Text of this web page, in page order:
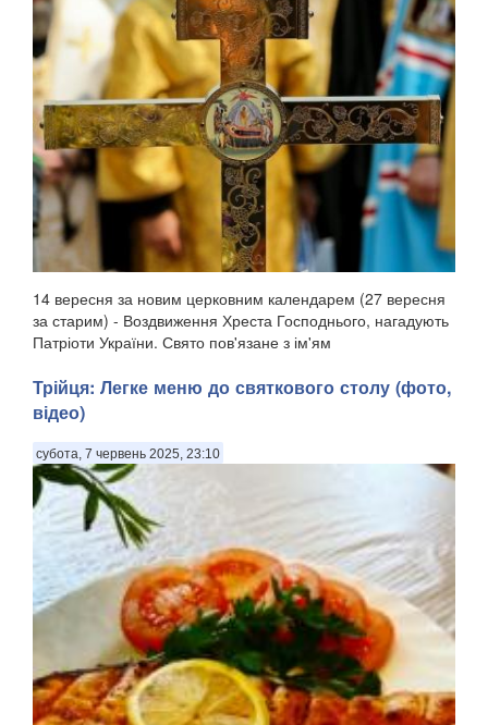
14 вересня за новим церковним календарем (27 вересня
за старим) - Воздвиження Хреста Господнього, нагадують
Патріоти України. Свято пов'язане з ім'ям
яка, згідно з церковним переказом, відшукала Хр...
Трійця: Легке меню до святкового столу (фото,
відео)
субота, 7 червень 2025, 23:10